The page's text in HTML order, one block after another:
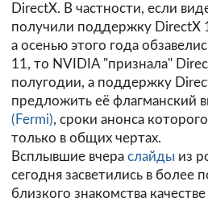
DirectX. В частности, если
получили поддержку DirectX
а осенью этого года
11, то NVIDIA "признала"
полугодии, а поддержку
предложить её флагманский
(Fermi), сроки анонса
только в общих чертах.
Всплывшие вчера слайды из
сегодня засветились в более
близкого знакомства